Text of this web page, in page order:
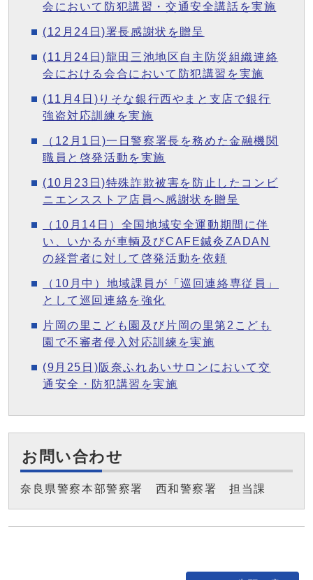
会において防犯講習・交通安全講話を実施
(12月24日)署長感謝状を贈呈
(11月24日)龍田三池地区自主防災組織連絡
会における会合において防犯講習を実施
(11月4日)りそな銀行西やまと支店で銀行
強盗対応訓練を実施
（12月1日)一日警察署長を務めた金融機関
職員と啓発活動を実施
(10月23日)特殊詐欺被害を防止したコンビ
ニエンスストア店員へ感謝状を贈呈
（10月14日）全国地域安全運動期間に伴
い、いかるが車輌及びCAFE鍼灸ZADAN
の経営者に対して啓発活動を依頼
（10月中）地域課員が「巡回連絡専従員」
として巡回連絡を強化
片岡の里こども園及び片岡の里第2こども
園で不審者侵入対応訓練を実施
(9月25日)阪奈ふれあいサロンにおいて交
通安全・防犯講習を実施
お問い合わせ
奈良県警察本部警察署 西和警察署 担当課